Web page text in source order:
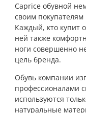
Caprice обувной
своим
Каждый, кто купит
ней также
ноги совершенно
цель бренда.
Обувь компании
профессионалами
используются
натуральные